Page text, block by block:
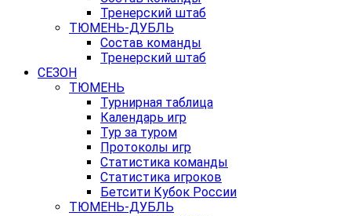
Тренерский штаб
ТЮМЕНЬ-ДУБЛЬ
Состав команды
Тренерский штаб
СЕЗОН
ТЮМЕНЬ
Турнирная таблица
Календарь игр
Тур за туром
Протоколы игр
Статистика команды
Статистика игроков
Бетсити Кубок России
ТЮМЕНЬ-ДУБЛЬ